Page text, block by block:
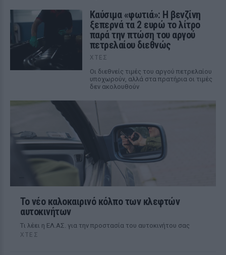
Καύσιμα «φωτιά»: Η βενζίνη
ξεπερνά τα 2 ευρώ το λίτρο
παρά την πτώση του αργού
πετρελαίου διεθνώς
ΧΤΕΣ
Οι διεθνείς τιμές του αργού πετρελαίου
υποχωρούν, αλλά στα πρατήρια οι τιμές
δεν ακολουθούν
Το νέο καλοκαιρινό κόλπο των κλεφτών
αυτοκινήτων
Tι λέει η ΕΛ.ΑΣ. για την προστασία του αυτοκινήτου σας
ΧΤΕΣ